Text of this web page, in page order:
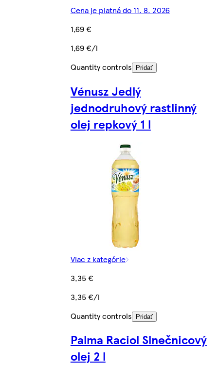
Cena je platná do 11. 8. 2026
1,69 €
1,69 €/l
Quantity controls
Pridať
Vénusz Jedlý
jednodruhový rastlinný
olej repkový 1 l
Viac z kategórie
3,35 €
3,35 €/l
Quantity controls
Pridať
Palma Raciol Slnečnicový
olej 2 l